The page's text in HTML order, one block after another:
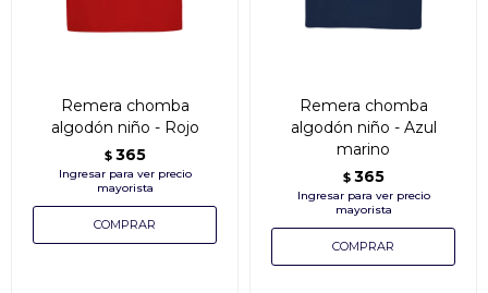
Remera chomba
algodón niño - Rojo
$ 365
Remera chomba
algodón niño - Azul
marino
$ 365